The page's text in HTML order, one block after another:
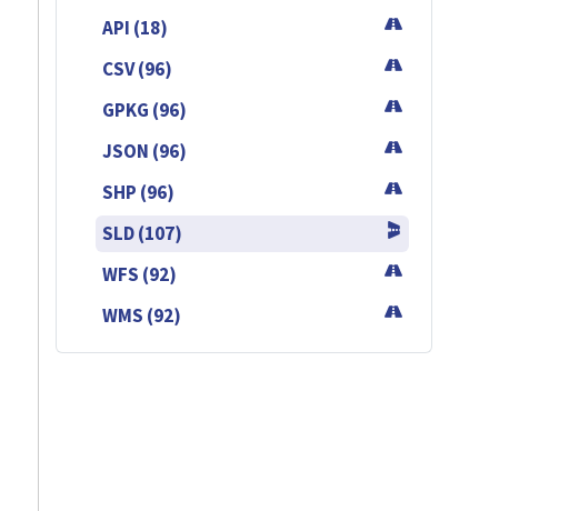
API (18)
CSV (96)
GPKG (96)
JSON (96)
SHP (96)
SLD (107)
WFS (92)
WMS (92)